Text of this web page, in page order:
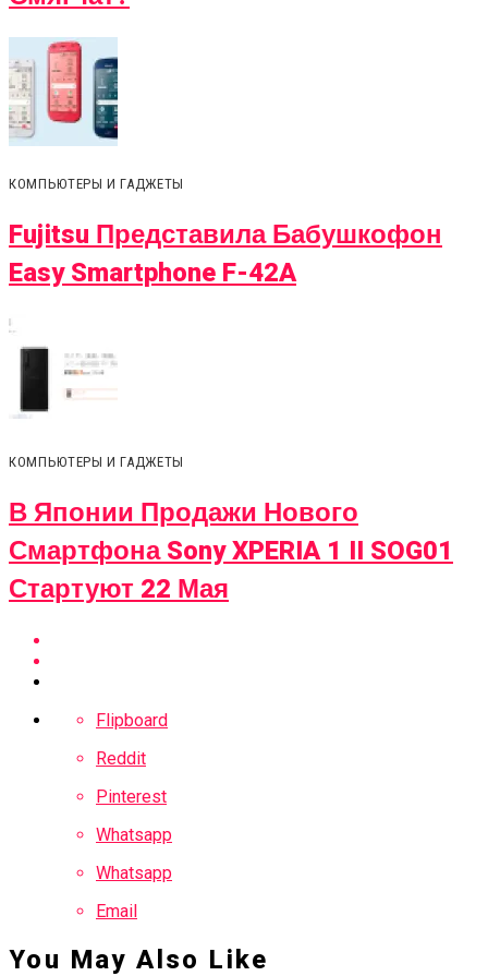
КОМПЬЮТЕРЫ И ГАДЖЕТЫ
Fujitsu Представила Бабушкофон
Easy Smartphone F-42A
КОМПЬЮТЕРЫ И ГАДЖЕТЫ
В Японии Продажи Нового
Смартфона Sony XPERIA 1 II SOG01
Стартуют 22 Мая
Flipboard
Reddit
Pinterest
Whatsapp
Whatsapp
Email
You May Also Like